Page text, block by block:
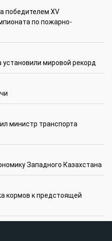
победителем XV
по пожарно-
мировой рекорд
министр транспорта
Западного Казахстана
кормов к предстоящей